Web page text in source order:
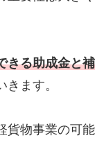
きる助成金と
ます。
物事業の可